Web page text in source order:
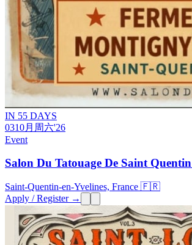
IN 55 DAYS
0310月 周六'26
Event
Salon Du Tatouage De Saint
Saint-Quentin-en-Yvelines, France 🇫🇷
Apply / Register →